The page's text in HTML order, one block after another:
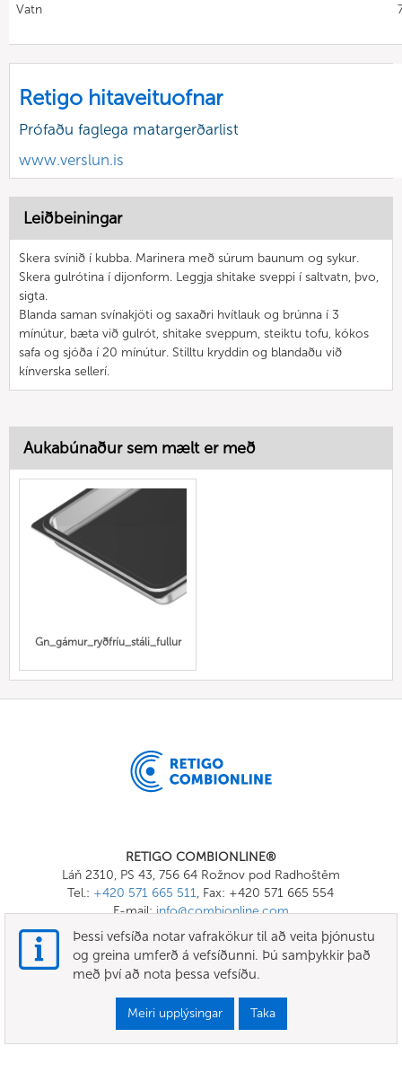
Vatn
Retigo hitaveituofnar
Prófaðu faglega matargerðarlist
www.verslun.is
Leiðbeiningar
Skera svínið í kubba. Marinera með súrum baunum og sykur.
Skera gulrótina í dijonform. Leggja shitake sveppi í saltvatn, þvo,
sigta.
Blanda saman svínakjöti og saxaðri hvítlauk og brúnna í 3
mínútur, bæta við gulrót, shitake sveppum, steiktu tofu, kókos
safa og sjóða í 20 mínútur. Stilltu kryddin og blandaðu við
kínverska sellerí.
Aukabúnaður sem mælt er með
Gn_gámur_ryðfríu_stáli_fullur
RETIGO COMBIONLINE®
Láň 2310, PS 43, 756 64 Rožnov pod Radhoštěm
Tel.: +420 571 665 511, Fax: +420 571 665 554
E-mail:info@combionline.com
OnlineMenu
SKILMÁLAR OG SKILYRÐI
Þessi vefsíða notar vafrakökur til að veita þjónustu
og greina umferð á vefsíðunni. Þú samþykkir það
með því að nota þessa vefsíðu.
Meiri upplýsingar Taka